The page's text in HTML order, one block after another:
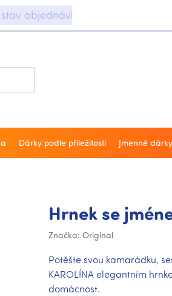
objednávky 📝
Dárky podle příležitosti Jmenné dárky
Hrnek se
Značka: Original
Potěšte svou kamarádku,
KAROLÍNA elegantním
domácnost.